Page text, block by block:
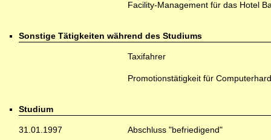
Facility-Management für das Hotel
Sonstige Tätigkeiten während des Studiums
Taxifahrer
Promotionstätigkeit für
Studium
31.01.1997 Abschluss "befriedigend"